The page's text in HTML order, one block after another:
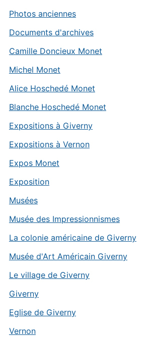
Photos anciennes
Documents d'archives
Camille Doncieux Monet
Michel Monet
Alice Hoschedé Monet
Blanche Hoschedé Monet
Expositions à Giverny
Expositions à Vernon
Expos Monet
Exposition
Musées
Musée des Impressionnismes
La colonie américaine de Giverny
Musée d'Art Américain Giverny
Le village de Giverny
Giverny
Eglise de Giverny
Vernon